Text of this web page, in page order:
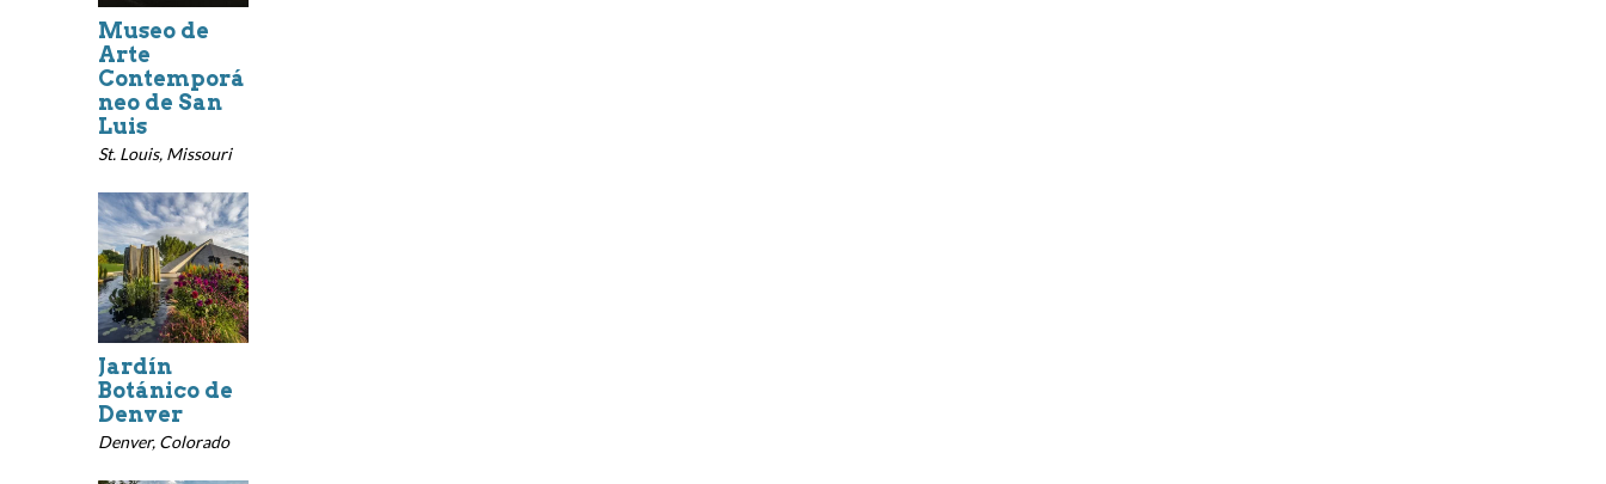
Museo de
Arte
Contemporá
neo de San
Luis
St. Louis, Missouri
Jardín
Botánico de
Denver
Denver, Colorado